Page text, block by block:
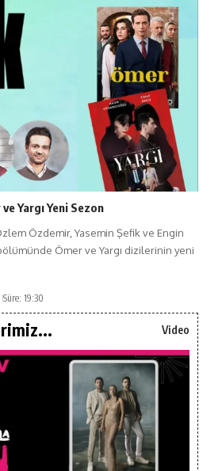
Yargı Yeni Sezon
Özdemir, Yasemin Şefik ve Engin
Ömer ve Yargı dizilerinin yeni
Süre: 19:30
Video